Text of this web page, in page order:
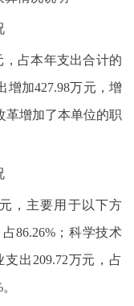
，占本年支出合计的
增加427.98万元，增
革增加了本单位的职
，主要用于以下方
86.26%；科学技术
出209.72万元，占